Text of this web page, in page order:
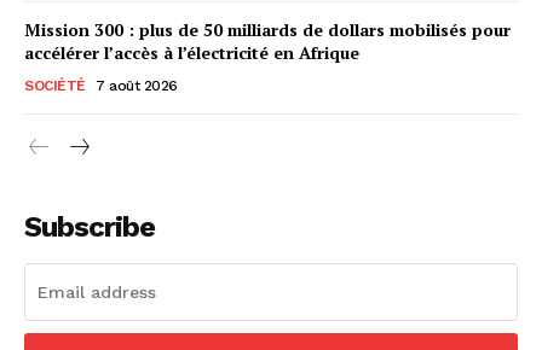
Mission 300 : plus de 50 milliards de dollars mobilisés pour
accélérer l’accès à l’électricité en Afrique
SOCIÉTÉ 7 août 2026
Subscribe